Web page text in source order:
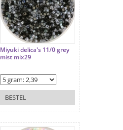
Miyuki delica's 11/0 grey
mist mix29
BESTEL